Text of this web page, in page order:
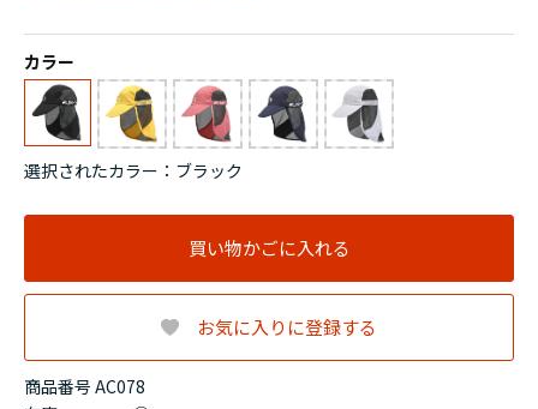
商品番号 AC078
カラー
選択されたカラー：ブラック
買い物かごに入れる
お気に入りに登録する